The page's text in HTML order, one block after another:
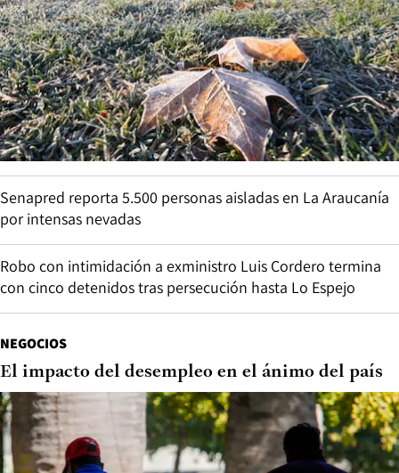
Senapred reporta 5.500 personas aisladas en La Araucanía
por intensas nevadas
Robo con intimidación a exministro Luis Cordero termina
con cinco detenidos tras persecución hasta Lo Espejo
NEGOCIOS
El impacto del desempleo en el ánimo del país